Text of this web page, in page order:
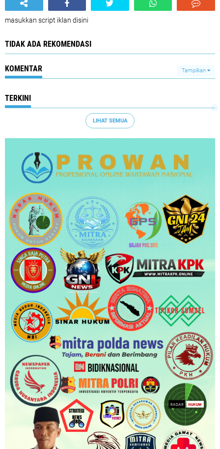
masukkan script iklan disini
TIDAK ADA REKOMENDASI
KOMENTAR Tampilkan
TERKINI
LIHAT SEMUA